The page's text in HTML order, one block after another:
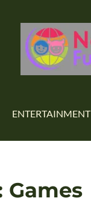
ENTERTAINMENT
Games